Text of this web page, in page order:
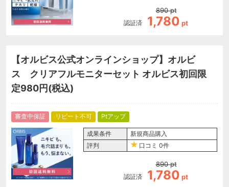
認証済
890 pt
1,780 pt
【オルビス公式オンラインショップ】オルビ
ス クリアフルモニターセット オルビス初回限
定980円(税込)
審査中保証 リピート不可 Ptアップ
成果条件
新規商品購入
評判
口コミ 0件
認証済
890 pt
1,780 pt